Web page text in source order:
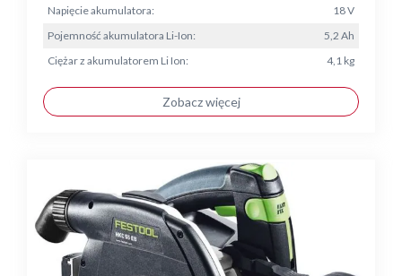
Napięcie akumulatora:
18 V
Pojemność akumulatora Li-Ion:
5,2 Ah
Ciężar z akumulatorem Li Ion:
4,1 kg
Zobacz więcej